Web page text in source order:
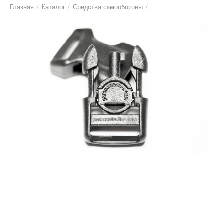
Главная / Каталог / Средства самообороны /